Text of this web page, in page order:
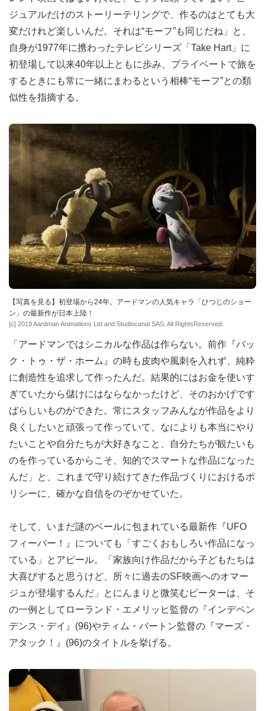
ジュアルだけのストーリーテリングで、作るのはとても大
変だけれど楽しいんだ。それは“モーフ”も同じだね」と、
自身が1977年に携わったテレビシリーズ「Take Hart」に
初登場して以来40年以上ともに歩み、プライベートで旅を
するときにも常に一緒にまわるという相棒“モーフ”との類
似性を指摘する。
【写真を見る】初登場から24年。アードマンの人気キャラ「ひつじのショー
ン」の最新作が日本上陸！
[c] 2019 Aardman Animations Ltd and Studiocanal SAS. All RightsReserved.
「アードマンではシニカルな作品は作らない。前作『バッ
ク・トゥ・ザ・ホーム』の時も皮肉や風刺を入れず、純粋
に創造性を追求して作ったんだ。結果的にはお金を使いす
ぎていたから儲けにはならなかったけど、そのおかげです
ばらしいものができた。常にスタッフみんなが作品をより
良くしたいと頑張って作っていて、なによりも本当にやり
たいことや自分たちが大好きなこと、自分たちが観たいも
のを作っているからこそ、知的でスマートな作品になった
んだ」と、これまで守り続けてきた作品づくりにおけるポ
リシーに、確かな自信をのぞかせていた。
そして、いまだ謎のベールに包まれている最新作『UFO
フィーバー！』についても「すごくおもしろい作品になっ
ている」とアピール。「家族向け作品だから子どもたちは
大喜びすると思うけど、所々に過去のSF映画へのオマー
ジュが登場するんだ」とにんまりと微笑むピーターは、そ
の一例としてローランド・エメリッヒ監督の『インデペン
デンス・デイ』(96)やティム・バートン監督の『マーズ・
アタック！』(96)のタイトルを挙げる。